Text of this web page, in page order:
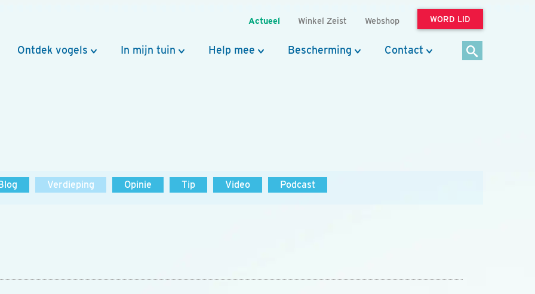
Actueel Winkel Zeist Webshop WORD LID
Ontdek vogels In mijn tuin Help mee Bescherming Contact
Verdieping Opinie Tip Video Podcast